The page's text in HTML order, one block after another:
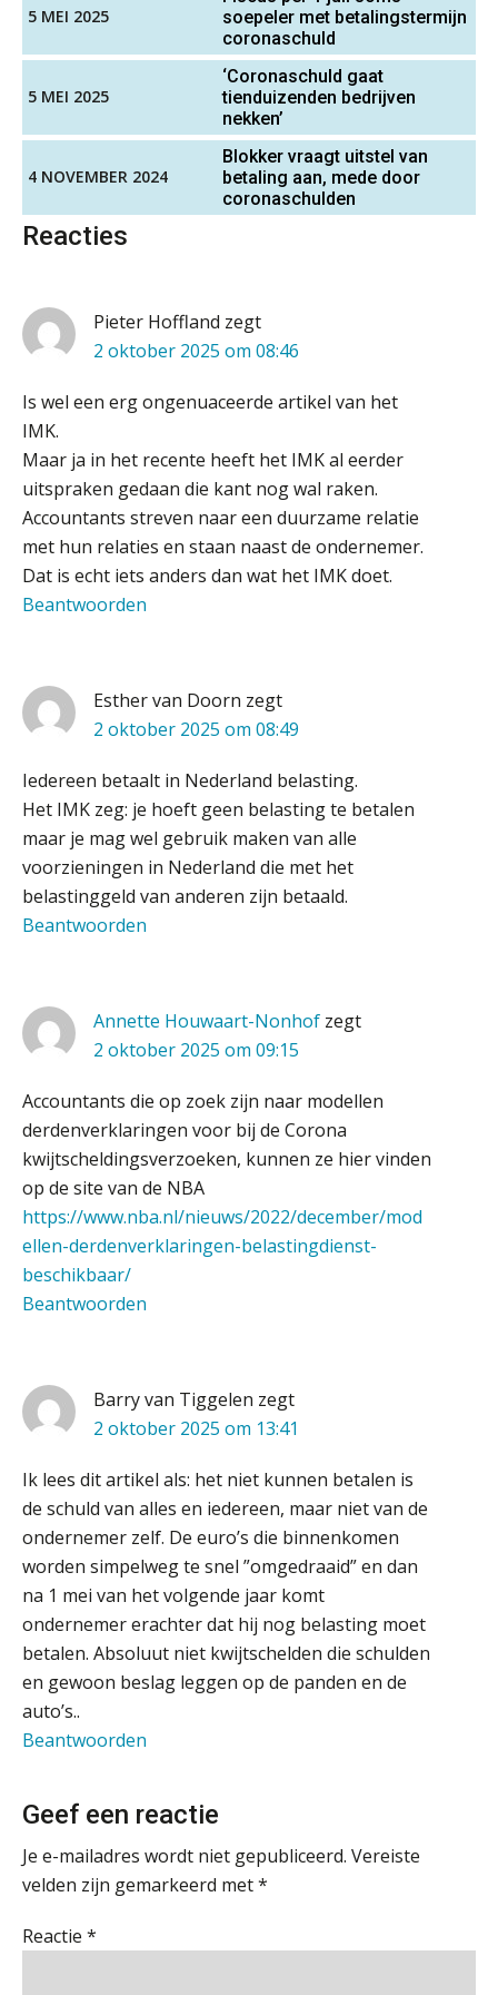
5 MEI 2025
soepeler met betalingstermijn
coronaschuld
5 MEI 2025
‘Coronaschuld gaat
tienduizenden bedrijven
nekken’
4 NOVEMBER 2024
Blokker vraagt uitstel van
betaling aan, mede door
coronaschulden
Reacties
Pieter Hoffland zegt
2 oktober 2025 om 08:46
Is wel een erg ongenuaceerde artikel van het
IMK.
Maar ja in het recente heeft het IMK al eerder
uitspraken gedaan die kant nog wal raken.
Accountants streven naar een duurzame relatie
met hun relaties en staan naast de ondernemer.
Dat is echt iets anders dan wat het IMK doet.
Beantwoorden
Esther van Doorn zegt
2 oktober 2025 om 08:49
Iedereen betaalt in Nederland belasting.
Het IMK zeg: je hoeft geen belasting te betalen
maar je mag wel gebruik maken van alle
voorzieningen in Nederland die met het
belastinggeld van anderen zijn betaald.
Beantwoorden
Annette Houwaart-Nonhof zegt
2 oktober 2025 om 09:15
Accountants die op zoek zijn naar modellen
derdenverklaringen voor bij de Corona
kwijtscheldingsverzoeken, kunnen ze hier vinden
op de site van de NBA
https://www.nba.nl/nieuws/2022/december/mod
ellen-derdenverklaringen-belastingdienst-
beschikbaar/
Beantwoorden
Barry van Tiggelen zegt
2 oktober 2025 om 13:41
Ik lees dit artikel als: het niet kunnen betalen is
de schuld van alles en iedereen, maar niet van de
ondernemer zelf. De euro’s die binnenkomen
worden simpelweg te snel ”omgedraaid” en dan
na 1 mei van het volgende jaar komt
ondernemer erachter dat hij nog belasting moet
betalen. Absoluut niet kwijtschelden die schulden
en gewoon beslag leggen op de panden en de
auto’s..
Beantwoorden
Geef een reactie
Je e-mailadres wordt niet gepubliceerd. Vereiste
velden zijn gemarkeerd met*
Reactie *
klant
Duizenden Nederlanders in de knel
door Amerikaanse belastingwet
Het functiegemak van de INT bij
adviezen over en aangiften van erf-
en schenkbelasting.
Zomer. Tijd om je loopbaan onder
de loep te nemen.
5 signalen dat jouw relatiebeheer
niet meer werkt (en hoe je dat oplost)
Fusies en overnames | Met
waardebepalingen bedrijfsadvies
dichter bij de ondernemer
Van Wwft naar AMLR: wat verandert
er in 2027?
Werven op klik is willekeurig. Zo
verminder je verloop structureel.
Buy & build: urenregistratie als
verborgen EBITDA-hefboom
ABN Amro slokt NIBC op: wat deze
overname zegt over de
veranderende financiële markt
verbeterde
Govers bouwt aan een volwassen
digitaal fundament voor governance,
security en AI
Van najagen naar verwerken:
waarom vraagposten je proces
blokkeren (en hoe je dat stopt)
Terug naar het ambacht
Cyberbeveiligingswet definitief: dit
moet je accountantskantoor vóór 15
augustus geregeld hebben
Waarom SharePoint en Copilot je de
inzichten op klantdossiers schuldig
blijven
“Waarom CRM in de accountancy
vaak meer ruis dan overzicht brengt”
cultuur ook?
De mensen achter de loonstrook: in
gesprek met Susan Hendriks
SB
WEA Deltaland
Gevorderd Assistent Accountant Audit
PIA Group
Gevorderd assistent accountant
BonsenReuling
Accountant – Eindhoven
Assistent accountant Agri & Food – Groningen
aaff
Accountant Agri & Food – Gorinchem
aaff
Accountant Agri & Food – Terneuzen
aaff
Controleleider
Scab
Junior manager audit
Bentacera
Eindverantwoordelijk Accountant Samenstel (RA
of AA)